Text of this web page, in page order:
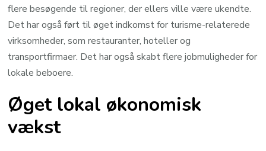
flere besøgende til regioner, der ellers ville være ukendte.
Det har også ført til øget indkomst for turisme-relaterede
virksomheder, som restauranter, hoteller og
transportfirmaer. Det har også skabt flere jobmuligheder for
lokale beboere.
Øget lokal økonomisk
vækst